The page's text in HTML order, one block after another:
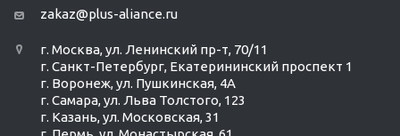
zakaz@plus-aliance.ru
г. Москва, ул. Ленинский пр-т, 70/11
г. Санкт-Петербург, Екатерининский проспект 1
г. Воронеж, ул. Пушкинская, 4А
г. Самара, ул. Льва Толстого, 123
г. Казань, ул. Московская, 31